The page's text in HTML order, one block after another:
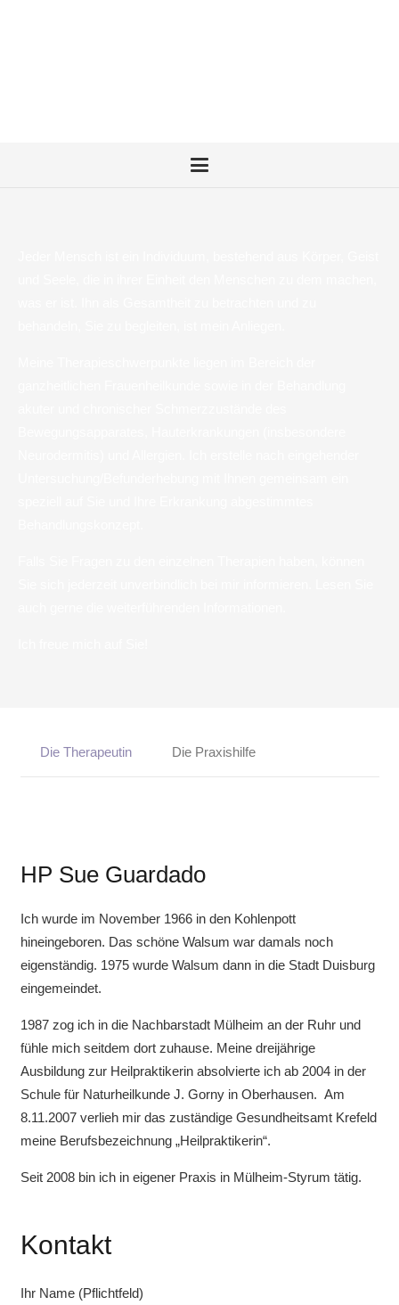
Die Therapeutin Die Praxishilfe
HP Sue Guardado
Ich wurde im November 1966 in den Kohlenpott
hineingeboren. Das schöne Walsum war damals noch
eigenständig. 1975 wurde Walsum dann in die Stadt Duisburg
eingemeindet.
1987 zog ich in die Nachbarstadt Mülheim an der Ruhr und
fühle mich seitdem dort zuhause. Meine dreijährige
Ausbildung zur Heilpraktikerin absolvierte ich ab 2004 in der
Schule für Naturheilkunde J. Gorny in Oberhausen. Am
8.11.2007 verlieh mir das zuständige Gesundheitsamt Krefeld
meine Berufsbezeichnung „Heilpraktikerin“.
Seit 2008 bin ich in eigener Praxis in Mülheim-Styrum tätig.
Kontakt
Ihr Name (Pflichtfeld)